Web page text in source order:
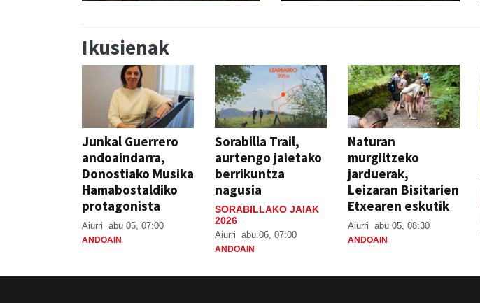
Ikusienak
Junkal Guerrero
andoaindarra,
Donostiako Musika
Hamabostaldiko
protagonista
Aiurri abu 05, 07:00
ANDOAIN
Sorabilla Trail,
aurtengo jaietako
berrikuntza
nagusia
SORABILLAKO JAIAK
2026
Aiurri abu 06, 07:00
ANDOAIN
Naturan
murgiltzeko
jarduerak,
Leizaran Bisitarien
Etxearen eskutik
Aiurri abu 05, 08:30
ANDOAIN